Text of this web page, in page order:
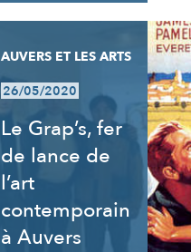
AUVERS ET LES ARTS
26/05/2020
Le Grap’s, fer
de lance de
l’art
contemporain
à Auvers